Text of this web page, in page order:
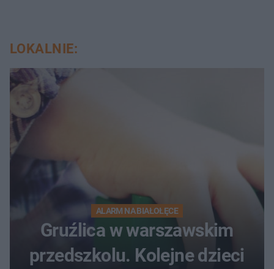
LOKALNIE:
ALARM NA BIAŁOŁĘCE
Gruźlica w warszawskim
przedszkolu. Kolejne dzieci